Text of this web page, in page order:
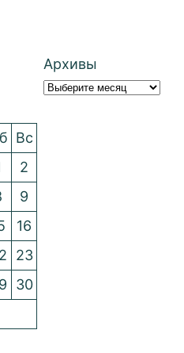
Архивы
Вс
2
9
16
23
30